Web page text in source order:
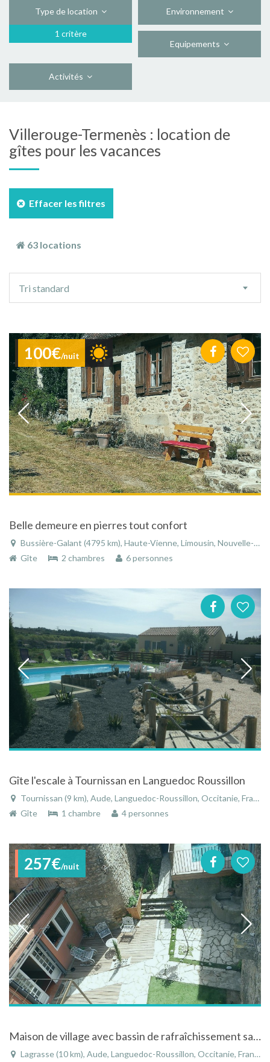
Type de location
1 critère
Environnement
Equipements
Activités
Villerouge-Termenès : location de
gîtes pour les vacances
Effacer les filtres
63 locations
tri
Tri standard
100€/nuit
Belle demeure en pierres tout confort
Bussière-Galant (4795 km), Haute-Vienne, Limousin, Nouvelle-Aquitaine, France
Gîte
2 chambres 6 personnes
Gîte l'escale à Tournissan en Languedoc Roussillon
Tournissan (9 km), Aude, Languedoc-Roussillon, Occitanie, France
Gîte
1 chambre 4 personnes
257€/nuit
Maison de village avec bassin de rafraîchissement sauna jardin en centre ville
Lagrasse (10 km), Aude, Languedoc-Roussillon, Occitanie, France